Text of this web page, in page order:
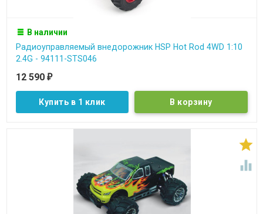
В наличии
Радиоуправляемый внедорожник HSP Hot Rod 4WD 1:10
2.4G - 94111-STS046
12 590 ₽
Купить в 1 клик

